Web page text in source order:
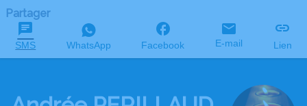
Partager
SMS WhatsApp Facebook E-mail Lien